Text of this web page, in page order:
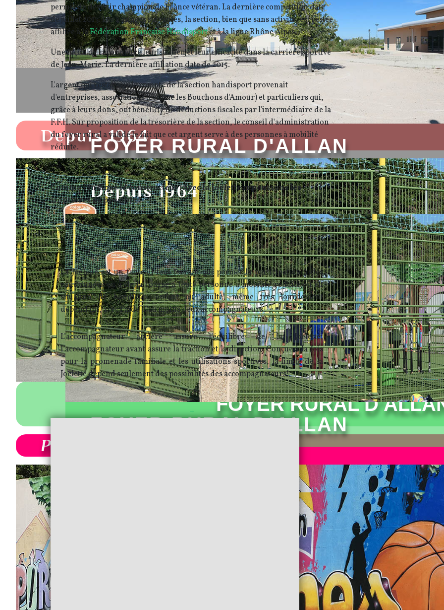
FOYER RURAL
Depuis 1964
FOYER RURAL
Plus de 750 Adhérents
FOYER RURAL D'ALLAN
Depuis 1964
FOYER RURAL D'ALLAN
permis de devenir champion de France vétéran. La dernière compétition date
de juillet 2013. Les 2 années suivantes, la section, bien que sans activité, est restée
affiliée à laFédération Française Handisportet à la ligue Rhône Alpes.
Une façon de reconnaître leur soutien et leur efficacité dans la carrière sportive
de Jean-Marie. La dernière affiliation date de 2015.
L'argent qui restait sur le compte de la section handisport provenait
d'entreprises, associations (comme les Bouchons d'Amour) et particuliers qui,
grâce à leurs dons, ont bénéficié de déductions fiscales par l'intermédiaire de la
F.F.H. Sur proposition de la trésorière de la section, le conseil d'administration
du foyer rural a validé le fait que cet argent serve à des personnes à mobilité
réduite.
Comme l'indique le constructeur : Avec la Joëlette repoussons les
frontières du possible !
La Joëlette est un fauteuil tout terrain qui permet la participation à des
randonnées ou à de la course à toute personne à mobilité réduite ou en
situation de handicap, enfant ou adulte, même très lourdement
dépendant, avec l’aide d’au moins deux accompagnateurs.
L’accompagnateur arrière assure l’équilibre de la Joëlette,
l’accompagnateur avant assure la traction et la direction. Conçue à la fois
pour la promenade familiale et les utilisations sportives, la limite de la
Joëlette dépend seulement des possibilités des accompagnateurs!
+